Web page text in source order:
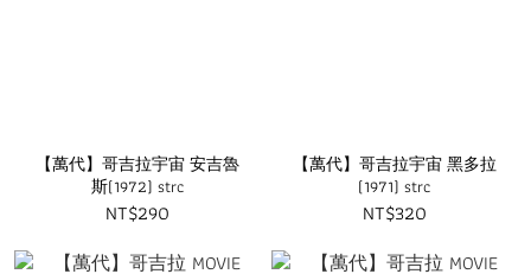
【萬代】哥吉拉宇宙 安吉魯
斯(1972) strc
NT$290
【萬代】哥吉拉宇宙 黑多拉
(1971) strc
NT$320